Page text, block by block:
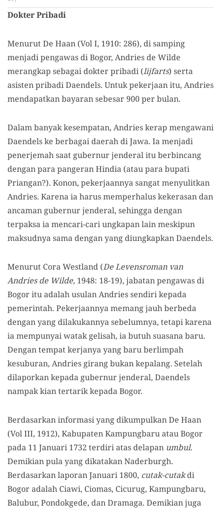
Dokter Pribadi
Menurut De Haan (Vol I, 1910: 286), di samping
menjadi pengawas di Bogor, Andries de Wilde
merangkap sebagai dokter pribadi (lijfarts) serta
asisten pribadi Daendels. Untuk pekerjaan itu, Andries
mendapatkan bayaran sebesar 900 per bulan.
Dalam banyak kesempatan, Andries kerap mengawani
Daendels ke berbagai daerah di Jawa. Ia menjadi
penerjemah saat gubernur jenderal itu berbincang
dengan para pangeran Hindia (atau para bupati
Priangan?). Konon, pekerjaannya sangat menyulitkan
Andries. Karena ia harus memperhalus kekerasan dan
ancaman gubernur jenderal, sehingga dengan
terpaksa ia mencari-cari ungkapan lain meskipun
maksudnya sama dengan yang diungkapkan Daendels.
Menurut Cora Westland (De Levensroman van
Andries de Wilde, 1948: 18-19), jabatan pengawas di
Bogor itu adalah usulan Andries sendiri kepada
pemerintah. Pekerjaannya memang jauh berbeda
dengan yang dilakukannya sebelumnya, tetapi karena
ia mempunyai watak gelisah, ia butuh suasana baru.
Dengan tempat kerjanya yang baru berlimpah
kesuburan, Andries girang bukan kepalang. Setelah
dilaporkan kepada gubernur jenderal, Daendels
nampak kian tertarik kepada Bogor.
Berdasarkan informasi yang dikumpulkan De Haan
(Vol III, 1912), Kabupaten Kampungbaru atau Bogor
pada 11 Januari 1732 terdiri atas delapan umbul.
Demikian pula yang dikatakan Naderburgh.
Berdasarkan laporan Januari 1800, cutak-cutakdi
Bogor adalah Ciawi, Ciomas, Cicurug, Kampungbaru,
Balubur, Pondokgede, dan Dramaga. Demikian juga